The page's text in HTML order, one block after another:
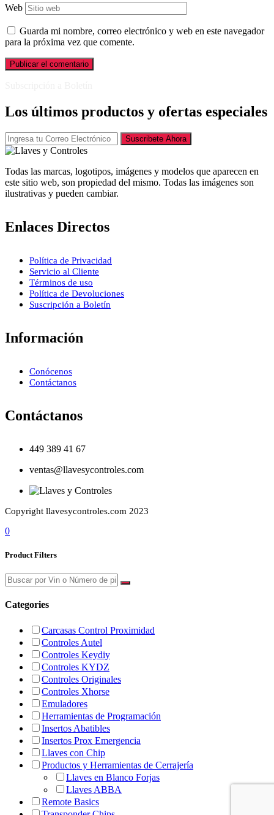
Web
Guarda mi nombre, correo electrónico y web en este navegador
para la próxima vez que comente.
Los últimos productos y ofertas especiales
Suscribete Ahora
Todas las marcas, logotipos, imágenes y modelos que aparecen en
este sitio web, son propiedad del mismo. Todas las imágenes son
ilustrativas y pueden cambiar.
Enlaces Directos
Política de Privacidad
Servicio al Cliente
Términos de uso
Política de Devoluciones
Suscripción a Boletín
Información
Conócenos
Contáctanos
Contáctanos
449 389 41 67
ventas@llavesycontroles.com
Copyright llavesycontroles.com 2023
0
Product Filters
Categories
Carcasas Control Proximidad
Controles Autel
Controles Keydiy
Controles KYDZ
Controles Originales
Controles Xhorse
Emuladores
Herramientas de Programación
Insertos Abatibles
Insertos Prox Emergencia
Llaves con Chip
Productos y Herramientas de Cerrajería
Llaves en Blanco Forjas
Llaves ABBA
Remote Basics